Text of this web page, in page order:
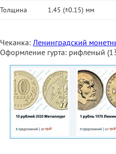
Толщина 1.45 (±0.15) мм
Чеканка: Ленинградский
Оформление гурта: рифленый